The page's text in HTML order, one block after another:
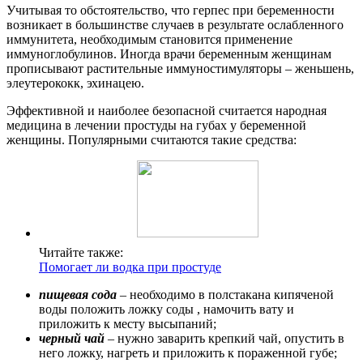
Учитывая то обстоятельство, что герпес при беременности
возникает в большинстве случаев в результате ослабленного
иммунитета, необходимым становится применение
иммуноглобулинов. Иногда врачи беременным женщинам
прописывают растительные иммуностимуляторы – женьшень,
элеутерококк, эхинацею.
Эффективной и наиболее безопасной считается народная
медицина в лечении простуды на губах у беременной
женщины. Популярными считаются такие средства:
Читайте также:
Помогает ли водка при простуде
пищевая сода – необходимо в полстакана кипяченой
воды положить ложку соды , намочить вату и
приложить к месту высыпаний;
черный чай – нужно заварить крепкий чай, опустить в
него ложку, нагреть и приложить к пораженной губе;